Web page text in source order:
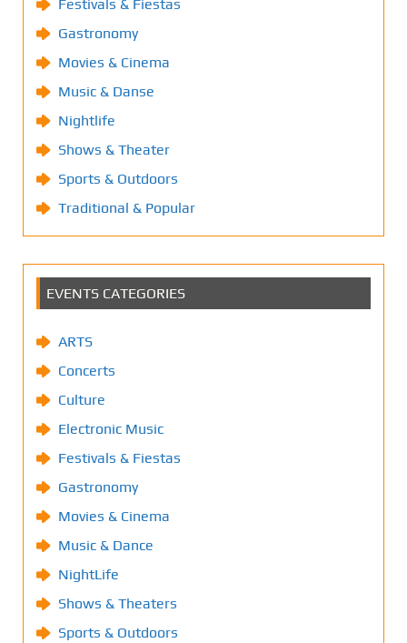
Festivals & Fiestas
Gastronomy
Movies & Cinema
Music & Danse
Nightlife
Shows & Theater
Sports & Outdoors
Traditional & Popular
EVENTS CATEGORIES
ARTS
Concerts
Culture
Electronic Music
Festivals & Fiestas
Gastronomy
Movies & Cinema
Music & Dance
NightLife
Shows & Theaters
Sports & Outdoors